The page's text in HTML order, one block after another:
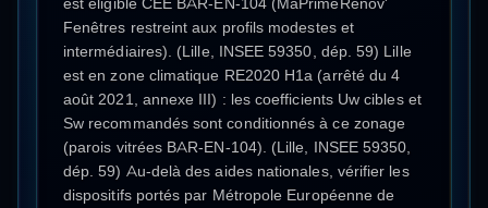
Fenêtres restreint aux profils modestes et
intermédiaires). (Lille, INSEE 59350, dép. 59) Lille
est en zone climatique RE2020 H1a (arrêté du 4
août 2021, annexe III) : les coefficients Uw cibles et
Sw recommandés sont conditionnés à ce zonage
(parois vitrées BAR-EN-104). (Lille, INSEE 59350,
dép. 59) Au-delà des aides nationales, vérifier les
dispositifs portés par Métropole Européenne de